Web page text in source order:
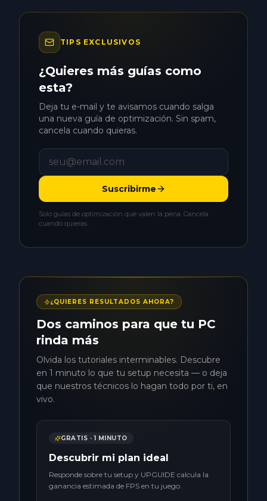
TIPS EXCLUSIVOS
¿Quieres más guías como
esta?
Deja tu e-mail y te avisamos cuando salga
una nueva guía de optimización. Sin spam,
cancela cuando quieras.
Suscribirme
Solo guías de optimización que valen la pena. Cancela
cuando quieras.
¿QUIERES RESULTADOS AHORA?
Dos caminos para que tu PC
rinda más
Olvida los tutoriales interminables. Descubre
en 1 minuto lo que tu setup necesita — o deja
que nuestros técnicos lo hagan todo por ti, en
vivo.
GRATIS · 1 MINUTO
Descubrir mi plan ideal
Responde sobre tu setup y UPGUIDE calcula la
ganancia estimada de FPS en tu juego.